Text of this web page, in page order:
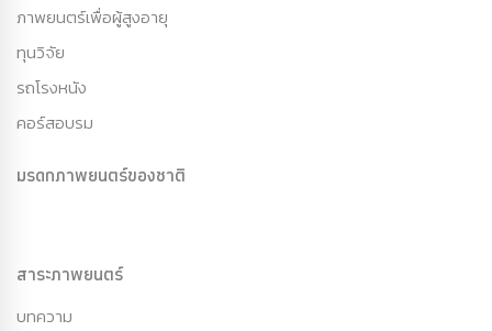
ภาพยนตร์เพื่อผู้สูงอายุ
ทุนวิจัย
รถโรงหนัง
คอร์สอบรม
มรดกภาพยนตร์ของชาติ
สาระภาพยนตร์
บทความ